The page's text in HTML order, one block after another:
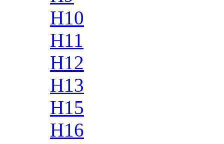
H10
H11
H12
H13
H15
H16